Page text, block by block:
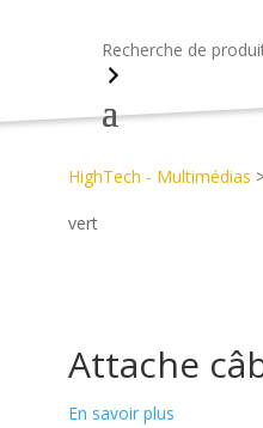
Recherche
Accueil
Découvrez notre
HighTech - Multimédias
vert
Attache
En savoir plus